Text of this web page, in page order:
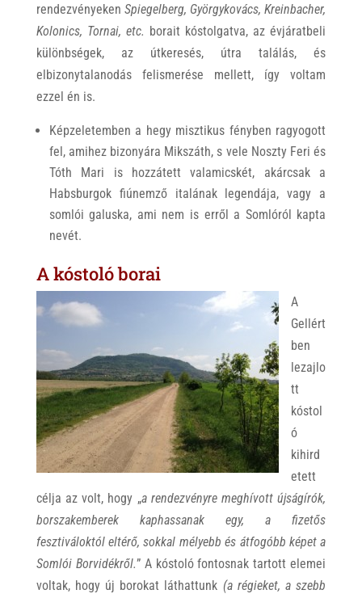
rendezvényeken Spiegelberg, Györgykovács, Kreinbacher,
Kolonics, Tornai, etc. borait kóstolgatva, az évjáratbeli
különbségek, az útkeresés, útra találás, és
elbizonytalanodás felismerése mellett, így voltam
ezzel én is.
Képzeletemben a hegy misztikus fényben ragyogott
fel, amihez bizonyára Mikszáth, s vele Noszty Feri és
Tóth Mari is hozzátett valamicskét, akárcsak a
Habsburgok fiúnemző italának legendája, vagy a
somlói galuska, ami nem is erről a Somlóról kapta
nevét.
A kóstoló borai
A
Gellért
ben
lezajlo
tt
kóstol
ó
kihird
etett
célja az volt, hogy „a rendezvényre meghívott újságírók,
borszakemberek kaphassanak egy, a fizetős
fesztiváloktól eltérő, sokkal mélyebb és átfogóbb képet a
Somlói Borvidékről.” A kóstoló fontosnak tartott elemei
voltak, hogy új borokat láthattunk (a régieket, a szebb